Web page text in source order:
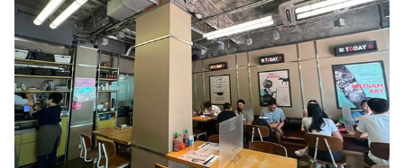
Stunning View
Terrace
Toilets
Water Access
Whitebox / Minimal